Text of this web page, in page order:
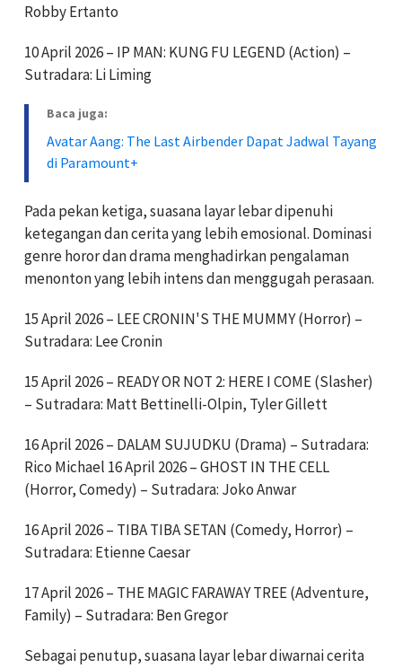
Robby Ertanto
10 April 2026 – IP MAN: KUNG FU LEGEND (Action) –
Sutradara: Li Liming
Baca juga:
Avatar Aang: The Last Airbender Dapat Jadwal Tayang
di Paramount+
Pada pekan ketiga, suasana layar lebar dipenuhi
ketegangan dan cerita yang lebih emosional. Dominasi
genre horor dan drama menghadirkan pengalaman
menonton yang lebih intens dan menggugah perasaan.
15 April 2026 – LEE CRONIN'S THE MUMMY (Horror) –
Sutradara: Lee Cronin
15 April 2026 – READY OR NOT 2: HERE I COME (Slasher)
– Sutradara: Matt Bettinelli-Olpin, Tyler Gillett
16 April 2026 – DALAM SUJUDKU (Drama) – Sutradara:
Rico Michael 16 April 2026 – GHOST IN THE CELL
(Horror, Comedy) – Sutradara: Joko Anwar
16 April 2026 – TIBA TIBA SETAN (Comedy, Horror) –
Sutradara: Etienne Caesar
17 April 2026 – THE MAGIC FARAWAY TREE (Adventure,
Family) – Sutradara: Ben Gregor
Sebagai penutup, suasana layar lebar diwarnai cerita